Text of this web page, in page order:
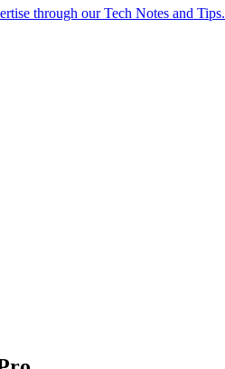
through our Tech Notes and Tips.